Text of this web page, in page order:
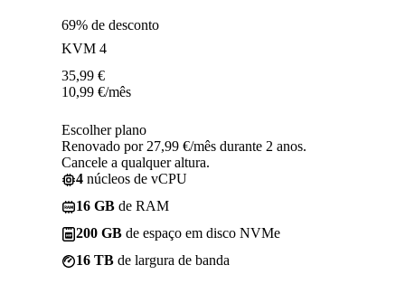
69% de desconto
KVM 4
35,99 €
10,99 €/mês
Escolher plano
Renovado por 27,99 €/mês durante 2 anos.
Cancele a qualquer altura.
4 núcleos de vCPU
16 GB de RAM
200 GB de espaço em disco NVMe
16 TB de largura de banda